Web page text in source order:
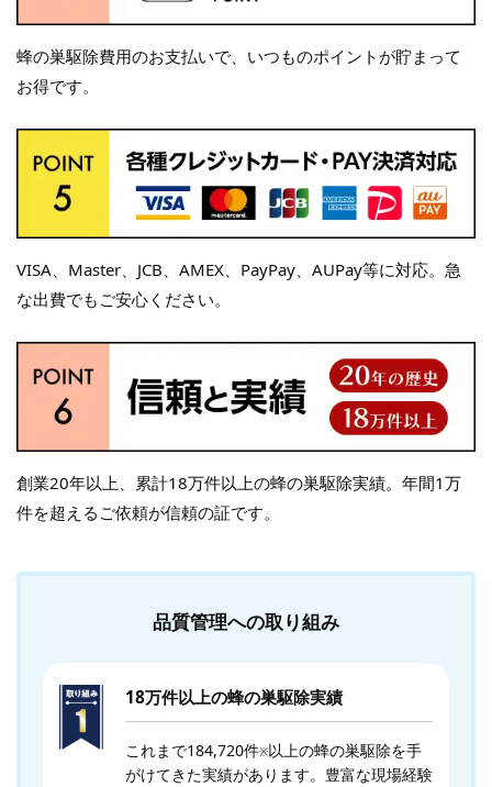
蜂の巣駆除費用のお支払いで、いつものポイントが貯まって
お得です。
VISA、Master、JCB、AMEX、PayPay、AUPay等に対応。急
な出費でもご安心ください。
創業20年以上、累計18万件以上の蜂の巣駆除実績。年間1万
件を超えるご依頼が信頼の証です。
品質管理への取り組み
18万件以上の蜂の巣駆除実績
これまで184,720件※以上の蜂の巣駆除を手
がけてきた実績があります。豊富な現場経験